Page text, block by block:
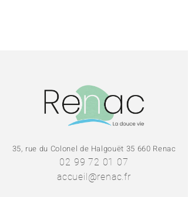
35, rue du Colonel de Halgouët 35 660 Renac
02 99 72 01 07
accueil@renac.fr